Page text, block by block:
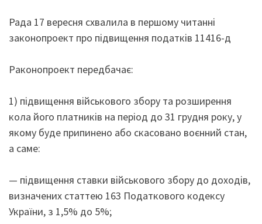
Рада 17 вересня схвалила в першому читанні
законопроект про підвищення податків 11416-д
Pаконопроект передбачає:
1) підвищення військового збору та розширення
кола його платників на період до 31 грудня року, у
якому буде припинено або скасовано воєнний стан,
а саме:
— підвищення ставки військового збору до доходів,
визначених статтею 163 Податкового кодексу
України, з 1,5% до 5%;